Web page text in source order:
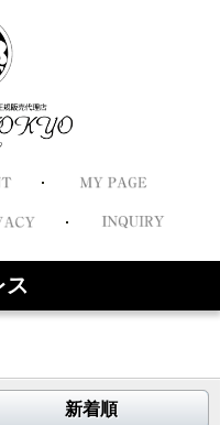
ス
新着順